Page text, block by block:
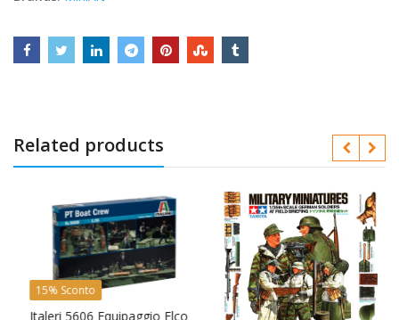
Related products
15% Sconto
Italeri 5606 Equipaggio Elco